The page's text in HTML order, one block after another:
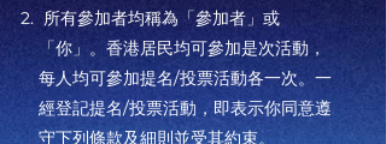
所有參加者均稱為「參加者」或
「你」。香港居民均可參加是次活動，
每人均可參加提名/投票活動各一次。一
經登記提名/投票活動，即表示你同意遵
守下列條款及細則並受其約束。